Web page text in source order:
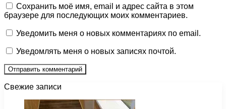
Сохранить моё имя, email и адрес сайта в этом
браузере для последующих моих комментариев.
Уведомить меня о новых комментариях по email.
Уведомлять меня о новых записях почтой.
Свежие записи